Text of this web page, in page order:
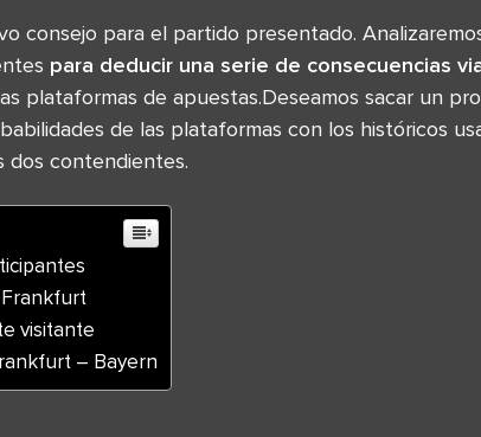
consejo para el partido presentado.
para deducir una serie de consecuencias
plataformas de apuestas.Deseamos sacar un
de las plataformas con los históricos
dos contendientes.
Frankfurt
visitante
– Bayern